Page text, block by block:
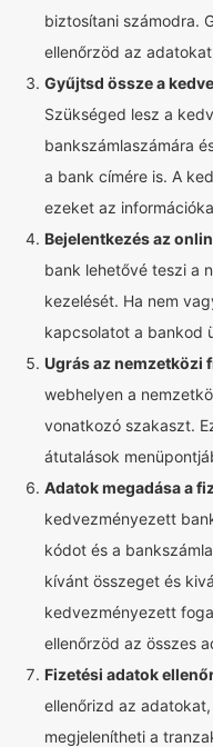
biztosítani számodra.
ellenőrzöd az
Gyűjtsd össze a
Szükséged lesz a
bankszámlaszámára
a bank címére is. A
ezeket az
Bejelentkezés az
bank lehetővé teszi a
kezelését. Ha nem
kapcsolatot a bankod
Ugrás az nemzetközi
webhelyen a
vonatkozó szakaszt.
átutalások
Adatok megadása a
kedvezményezett
kódot és a
kívánt összeget és
kedvezményezett
ellenőrzöd az összes
Fizetési adatok
ellenőrizd az
megjelenítheti a